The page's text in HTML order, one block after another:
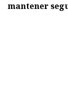
mantener